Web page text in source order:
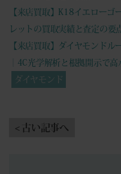
【来店買取】K18イエローゴ
レットの買取実績と査定の要
【来店買取】ダイヤモンド
｜4C光学解析と根拠開示で高
ダイヤモンド
< 古い記事へ